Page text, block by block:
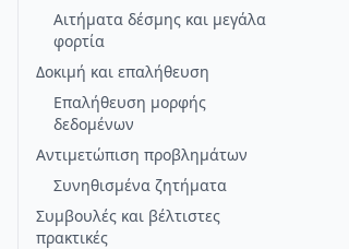
Αιτήματα δέσμης και μεγάλα
φορτία
Δοκιμή και επαλήθευση
Επαλήθευση μορφής
δεδομένων
Αντιμετώπιση προβλημάτων
Συνηθισμένα ζητήματα
Συμβουλές και βέλτιστες
πρακτικές